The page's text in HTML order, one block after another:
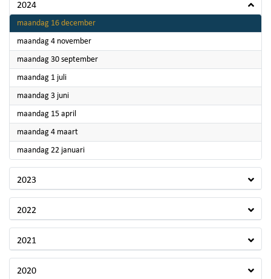
2024
maandag 16 december2024
maandag 4 november2024
maandag 30 september2024
maandag 1 juli2024
maandag 3 juni2024
maandag 15 april
maandag 4 maart2024
maandag 22 januari2024
2023
2022
2021
2020